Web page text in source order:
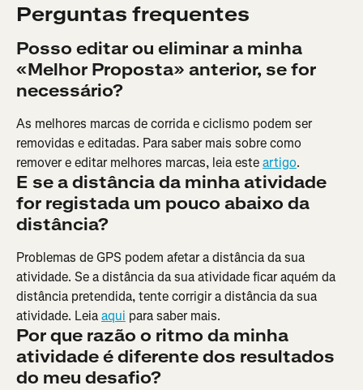
Perguntas frequentes
Posso editar ou eliminar a minha
«Melhor Proposta» anterior, se for
necessário?
As melhores marcas de corrida e ciclismo podem ser
removidas e editadas. Para saber mais sobre como
remover e editar melhores marcas, leia este artigo.
E se a distância da minha atividade
for registada um pouco abaixo da
distância?
Problemas de GPS podem afetar a distância da sua
atividade. Se a distância da sua atividade ficar aquém da
distância pretendida, tente corrigir a distância da sua
atividade. Leia aqui para saber mais.
Por que razão o ritmo da minha
atividade é diferente dos resultados
do meu desafio?